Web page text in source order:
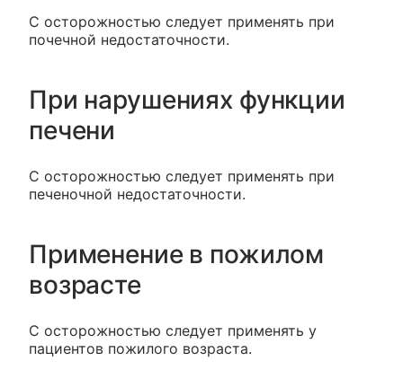
C осторожностью следует применять при
почечной недостаточности.
При нарушениях функции
печени
C осторожностью следует применять при
печеночной недостаточности.
Применение в пожилом
возрасте
C осторожностью следует применять у
пациентов пожилого возраста.